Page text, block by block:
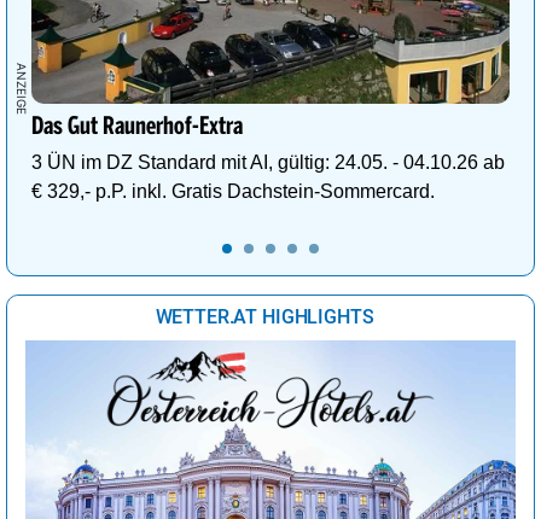
Das Gut Raunerhof-Extra
3 ÜN im DZ Standard mit AI, gültig: 24.05. - 04.10.26 ab
€ 329,- p.P. inkl. Gratis Dachstein-Sommercard.
WETTER.AT HIGHLIGHTS